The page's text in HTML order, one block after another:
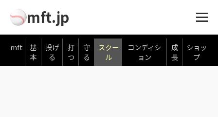
mft.jp
mft
基
本
投げ
る
打
つ
守
る
スクー
ル
コンディシ
ョン
成
長
ショッ
プ